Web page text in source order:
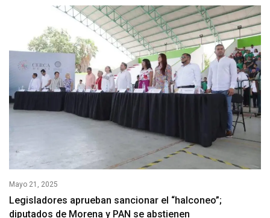
Mayo 21, 2025
Legisladores aprueban sancionar el “halconeo”;
diputados de Morena y PAN se abstienen